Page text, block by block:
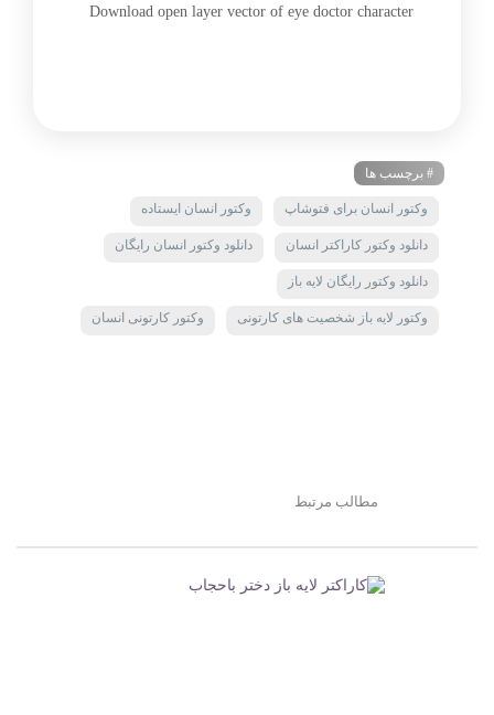
Download open layer vector of eye doctor character
# برچسب ها
وکتور انسان برای فتوشاپ وکتور انسان ایستاده
دانلود وکتور کاراکتر انسان دانلود وکتور انسان رایگان
دانلود وکتور رایگان لایه باز
وکتور لایه باز شخصیت های کارتونی وکتور کارتونی انسان
مطالب مرتبط